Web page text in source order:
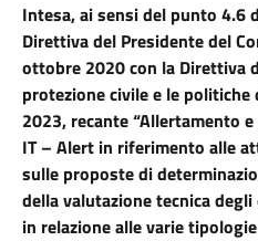
Intesa,ai sensi del punto 4.6
Direttiva del Presidente del
ottobre 2020 con la Direttiva
protezione civile e le
2023, recante “Allertamento
IT – Alert in riferimento alle
sulle proposte di
della valutazione tecnica
in relazione alle varie